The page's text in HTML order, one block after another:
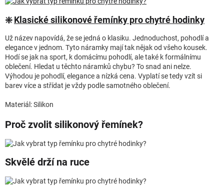
❇️Klasické silikonové řemínky pro chytré hodinky
Už název napovídá, že se jedná o klasiku. Jednoduchost, pohodlí a
elegance v jednom. Tyto náramky mají tak nějak od všeho kousek.
Hodí se jak na sport, k domácímu pohodlí, ale také k formálnímu
oblečení. Hledat u těchto náramků chybu? To snad ani nelze.
Výhodou je pohodlí, elegance a nízká cena. Vyplatí se tedy vzít si
barev více a střídat je vždy podle samotného oblečení.
Materiál: Silikon
Proč zvolit silikonový řemínek?
Skvělé drží na ruce